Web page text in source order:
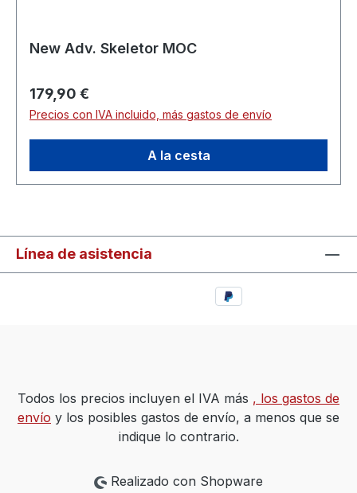
New Adv. Skeletor MOC
Precio normal:
179,90 €
Precios con IVA incluido, más gastos de envío
A la cesta
Línea de asistencia
Todos los precios incluyen el IVA más , los gastos de
envío y los posibles gastos de envío, a menos que se
indique lo contrario.
Realizado con Shopware